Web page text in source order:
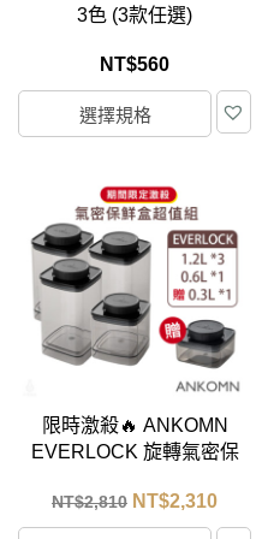
3色 (3款任選)
NT$560
選擇規格
限時激殺🔥 ANKOMN
EVERLOCK 旋轉氣密保
NT$2,810 NT$2,310